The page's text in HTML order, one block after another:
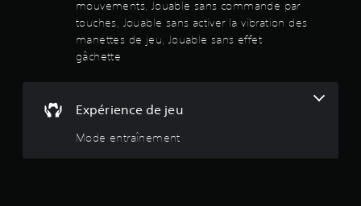
mouvements, Jouable sans commande par
touches, Jouable sans activer la vibration des
manettes de jeu, Jouable sans effet
gâchette
p
r
o
é
s
.
Expérience de jeu
Mode entraînement